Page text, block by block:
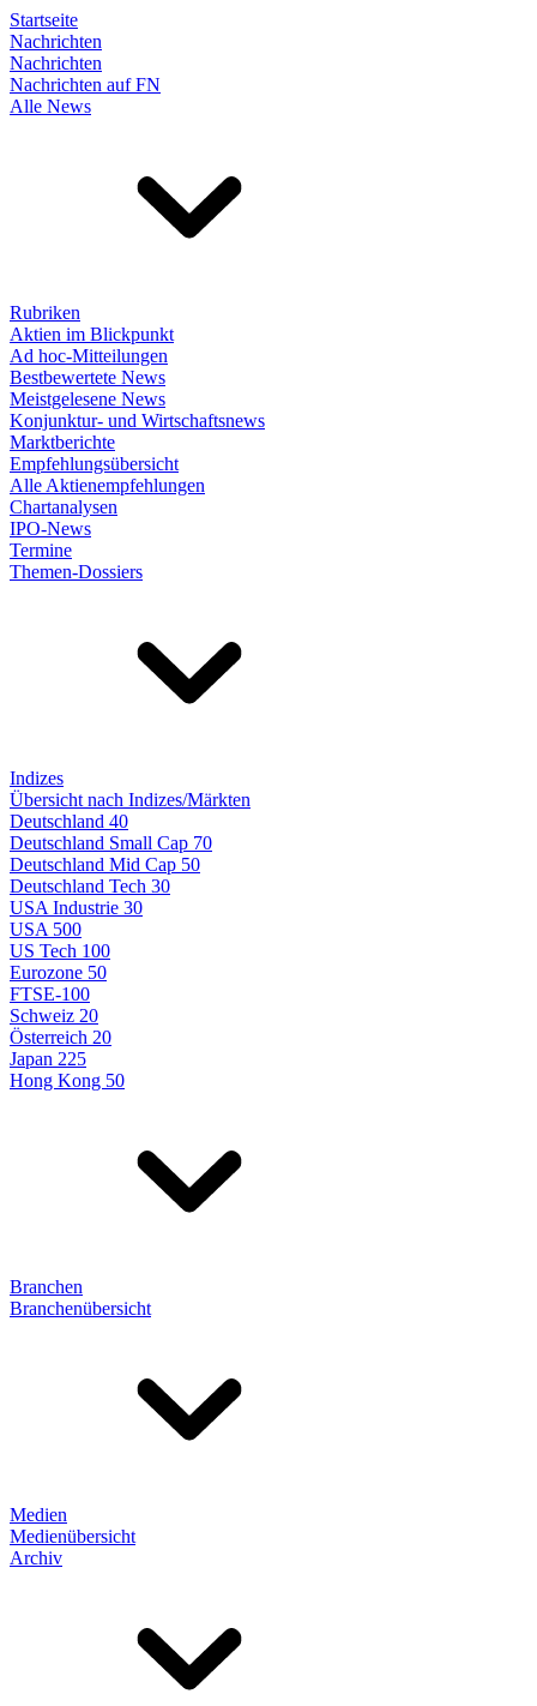
Startseite
Nachrichten
Nachrichten
Nachrichten auf FN
Alle News
Rubriken
Aktien im Blickpunkt
Ad hoc-Mitteilungen
Bestbewertete News
Meistgelesene News
Konjunktur- und Wirtschaftsnews
Marktberichte
Empfehlungsübersicht
Alle Aktienempfehlungen
Chartanalysen
IPO-News
Termine
Themen-Dossiers
Indizes
Übersicht nach Indizes/Märkten
Deutschland 40
Deutschland Small Cap 70
Deutschland Mid Cap 50
Deutschland Tech 30
USA Industrie 30
USA 500
US Tech 100
Eurozone 50
FTSE-100
Schweiz 20
Österreich 20
Japan 225
Hong Kong 50
Branchen
Branchenübersicht
Medien
Medienübersicht
Archiv